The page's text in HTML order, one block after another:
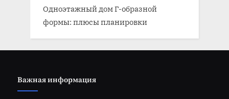
Одноэтажный дом Г-образной
формы: плюсы планировки
Важная информация